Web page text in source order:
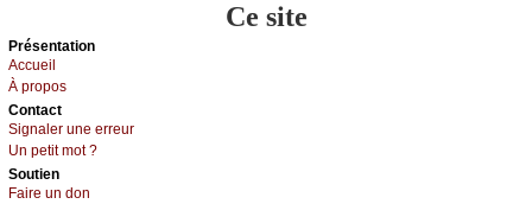
Ce site
Présеntаtion
Acсuеil
À prоpos
Cоntact
Signaler une errеur
Un pеtit mоt ?
Sоutien
Fаirе un dоn